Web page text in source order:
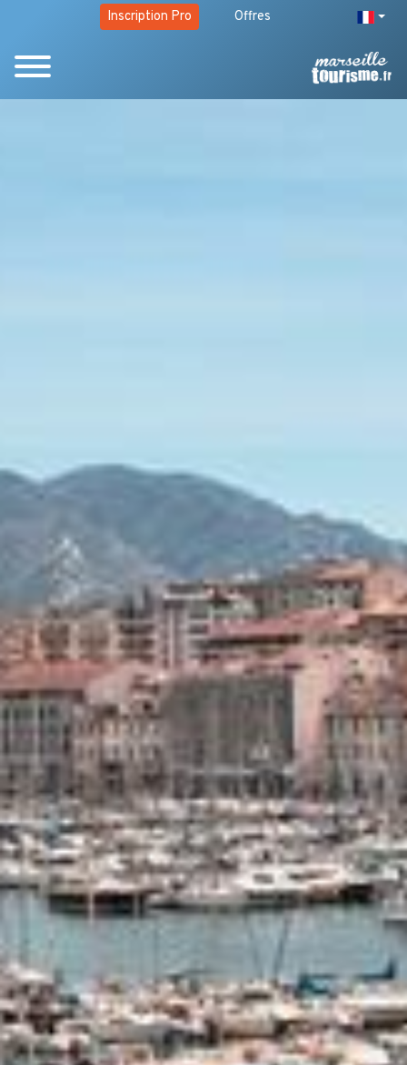
Inscription Pro Offres